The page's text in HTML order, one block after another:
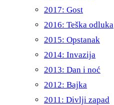
2017: Gost
2016: Teška odluka
2015: Opstanak
2014: Invazija
2013: Dan i noć
2012: Bajka
2011: Divlji zapad